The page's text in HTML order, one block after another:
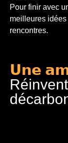
Pour finir avec
meilleures
rencontres.
𝗨𝗻𝗲